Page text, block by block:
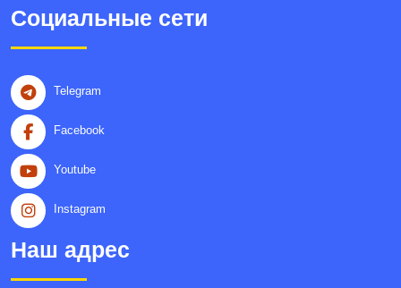
Социальные сети
Telegram
Facebook
Youtube
Instagram
Наш адрес